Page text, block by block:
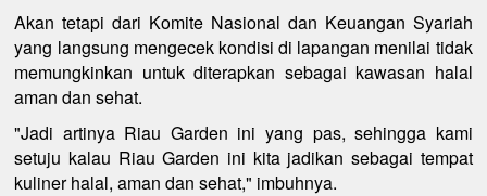
Akan tetapi dari Komite Nasional dan Keuangan Syariah
yang langsung mengecek kondisi di lapangan menilai tidak
memungkinkan untuk diterapkan sebagai kawasan halal
aman dan sehat.
"Jadi artinya Riau Garden ini yang pas, sehingga kami
setuju kalau Riau Garden ini kita jadikan sebagai tempat
kuliner halal, aman dan sehat," imbuhnya.